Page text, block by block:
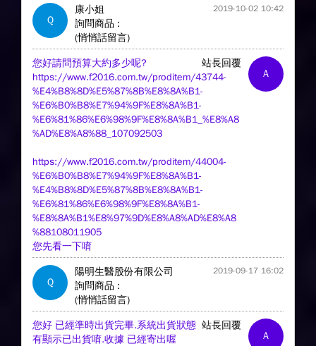
Q
康小姐 2019-10-02 10:42
詢問商品 :
(悄悄話留言)
A
站長回覆
您好請問預算大約多少呢?
https://www.f2016.com.tw/proditem/43744-
%E4%B8%8D%E5%87%8B%E8%8A%B1-
%E6%B0%B8%E7%94%9F%E8%8A%B1-
%E6%81%86%E6%98%9F%E8%8A%B1_%E8%A8
%AD%E8%A8%88_107092503
https://www.f2016.com.tw/proditem/44004-
%E6%B0%B8%E7%94%9F%E8%8A%B1-
%E4%B8%8D%E5%87%8B%E8%8A%B1-
%E6%81%86%E6%98%9F%E8%8A%B1-
%E8%8A%B1%E8%97%9D%E8%A8%AD%E8%A8
%88108011905
您先看一下唷
Q
陽明生醫股份有限公司 2019-09-17 16:02
詢問商品 :
(悄悄話留言)
A
站長回覆
您好 已經準時出貨完畢.系統出貨狀態
有顯示已出貨唷.收據 已經寄出喔